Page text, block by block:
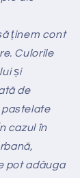
ținem cont
Culorile
și
de
pastelate
cazul în
pot adăuga